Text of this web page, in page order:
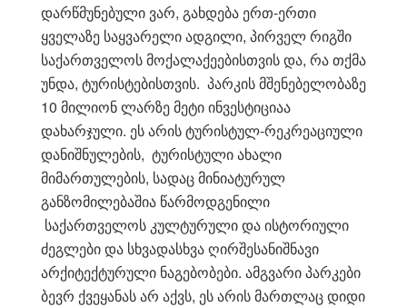
დარწმუნებული ვარ, გახდება ერთ-ერთი
ყველაზე საყვარელი ადგილი, პირველ რიგში
საქართველოს მოქალაქეებისთვის და, რა თქმა
უნდა, ტურისტებისთვის. პარკის მშენებელობაზე
10 მილიონ ლარზე მეტი ინვესტიციაა
დახარჯული. ეს არის ტურისტულ-რეკრეაციული
დანიშნულების, ტურისტული ახალი
მიმართულების, სადაც მინიატურულ
განზომილებაშია წარმოდგენილი
საქართველოს კულტურული და ისტორიული
ძეგლები და სხვადასხვა ღირშესანიშნავი
არქიტექტურული ნაგებობები. ამგვარი პარკები
ბევრ ქვეყანას არ აქვს, ეს არის მართლაც დიდი